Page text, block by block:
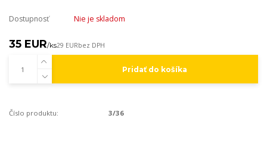
Dostupnosť Nie je skladom
35 EUR/ks29 EURbez DPH
Pridať do košíka
Číslo produktu: 3/36